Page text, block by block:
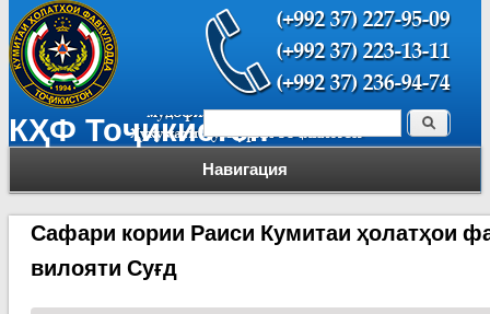
КҲФ Тоҷикистон
Навигация
Форма поиска Поиск
Сафари кории Раиси Кумитаи ҳолатҳои
вилояти Суғд